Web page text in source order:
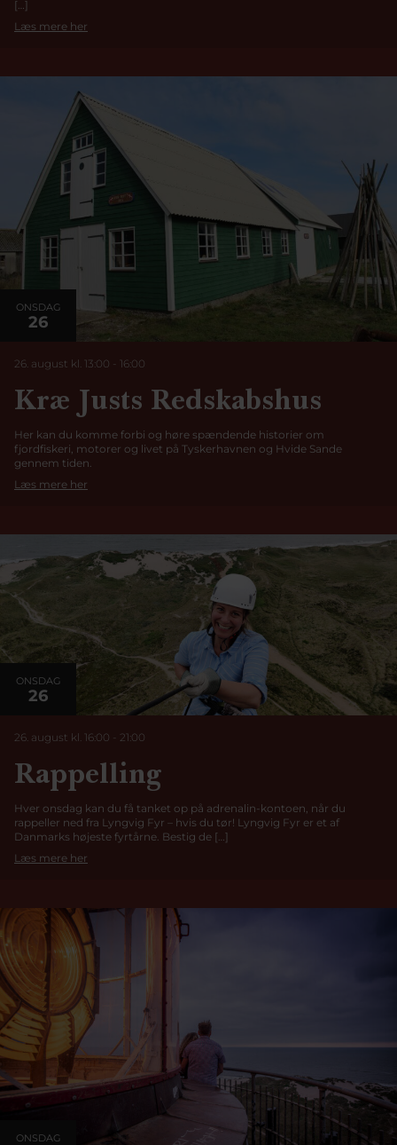
[…]
Læs mere her
ONSDAG
26
26. august kl. 13:00 - 16:00
Kræ Justs Redskabshus
Her kan du komme forbi og høre spændende historier om
fjordfiskeri, motorer og livet på Tyskerhavnen og Hvide Sande
gennem tiden.
Læs mere her
ONSDAG
26
26. august kl. 16:00 - 21:00
Rappelling
Hver onsdag kan du få tanket op på adrenalin-kontoen, når du
rappeller ned fra Lyngvig Fyr – hvis du tør! Lyngvig Fyr er et af
Danmarks højeste fyrtårne. Bestig de […]
Læs mere her
ONSDAG